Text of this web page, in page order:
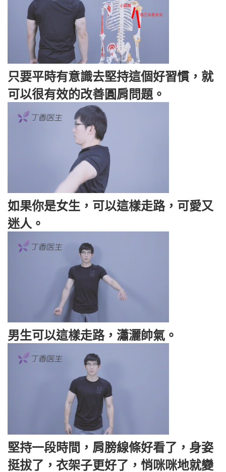
只要平時有意識去堅持這個好習慣，就
可以很有效的改善圓肩問題。
如果你是女生，可以這樣走路，可愛又
迷人。
男生可以這樣走路，瀟灑帥氣。
堅持一段時間，肩膀線條好看了，身姿
挺拔了，衣架子更好了，悄咪咪地就變